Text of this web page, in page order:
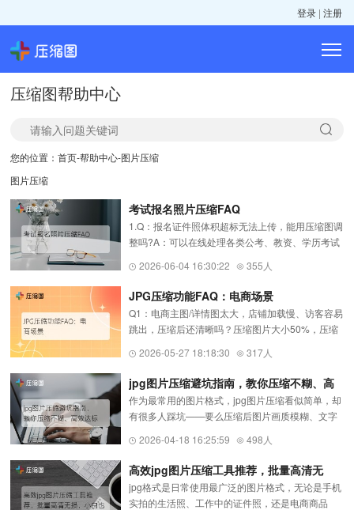
登录 | 注册
压缩图帮助中心
您的位置：首页-帮助中心-图片压缩
图片压缩
考试报名照片压缩FAQ
1.Q：报名证件照体积超标无法上传，能用压缩图调
整吗?A：可以在线处理各类公考、教资、学历考试
质清晰的前提下压缩体积，一键适配报名系统上传
标准。2.Q：考试报名照需...
2026-06-04 16:30:22 355人
JPG压缩功能FAQ：电商场景
Q1：电商主图/详情图太大，店铺加载慢、访客容易
跳出，压缩后还清晰吗？压缩图片大小50%，压缩
东、抖音小店等平台的商品原图往往体积偏大，会
导致页面加载慢、买家没耐...
2026-05-27 18:18:30 317人
jpg图片压缩避坑指南，教你压缩不糊、高
效达标
作为最常用的图片格式，jpg图片压缩看似简单，却
有很多人踩坑——要么压缩后图片画质模糊、文字
拉伸变形，甚至损坏文件。其实，jpg图片压缩
（https://www.yasuotu.com/）...
2026-04-18 16:25:59 498人
高效jpg图片压缩工具推荐，批量高清无
损，小白也能轻松掌握
jpg格式是日常使用最广泛的图片格式，无论是手机
实拍的生活照、工作中的证件照，还是电商商品